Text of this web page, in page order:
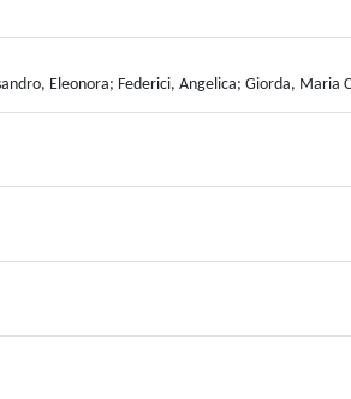
Eleonora; Federici, Angelica; Giorda,